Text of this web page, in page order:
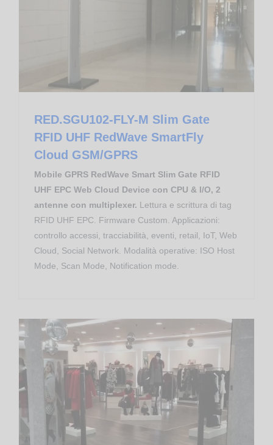
RED.SGU102-FLY-M Slim Gate
RFID UHF RedWave SmartFly
Cloud GSM/GPRS
Mobile GPRS RedWave Smart Slim Gate RFID
UHF EPC Web Cloud Device con CPU & I/O, 2
antenne con multiplexer. Lettura e scrittura di tag
RFID UHF EPC. Firmware Custom. Applicazioni:
controllo accessi, tracciabilità, eventi, retail, IoT, Web
Cloud, Social Network. Modalità operative: ISO Host
Mode, Scan Mode, Notification mode.